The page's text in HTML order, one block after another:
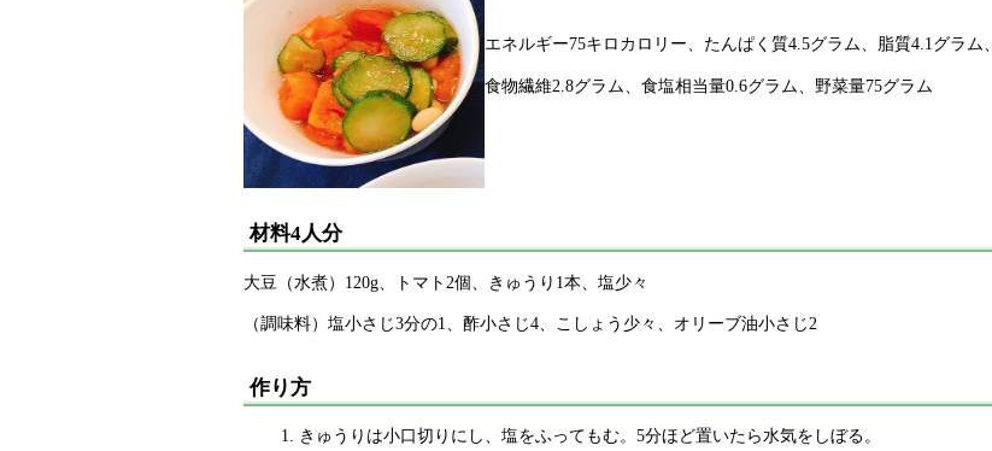
エネルギー75キロカロリー、たんぱく質4.5グラム、脂質4.1グラム、
食物繊維2.8グラム、食塩相当量0.6グラム、野菜量75グラム
材料4人分
大豆（水煮）120g、トマト2個、きゅうり1本、塩少々
（調味料）塩小さじ3分の1、酢小さじ4、こしょう少々、オリーブ油小さじ2
作り方
きゅうりは小口切りにし、塩をふってもむ。5分ほど置いたら水気をしぼる。